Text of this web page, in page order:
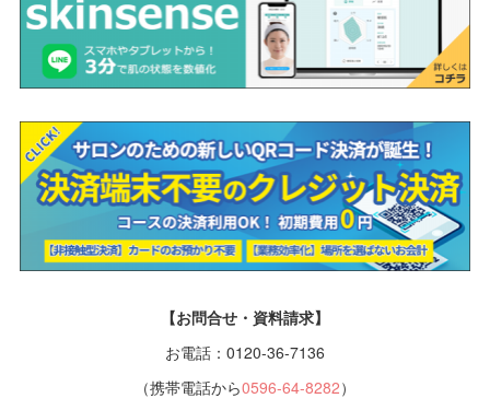
【お問合せ・資料請求】
お電話：0120-36-7136
（携帯電話から0596-64-8282）